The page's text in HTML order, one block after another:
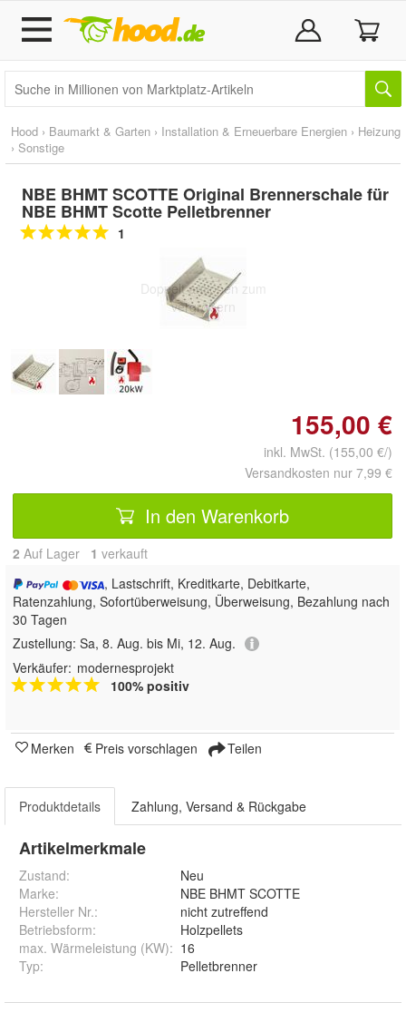
Hood › Baumarkt & Garten › Installation & Erneuerbare Energien › Heizung
› Sonstige
NBE BHMT SCOTTE Ori­gi­nal Brennerschale für
NBE BHMT Scotte Pelletbrenner
1
Doppelt antippen zum
vergrößern
155,00 €
inkl. MwSt. (155,00 €/)
Versandkosten nur 7,99 €
In den Warenkorb
2 Auf Lager 1 verkauft
, Lastschrift, Kreditkarte, Debitkarte,
Ratenzahlung, Sofortüberweisung, Überweisung, Bezahlung nach
30 Tagen
Zustellung: Sa, 8. Aug. bis Mi, 12. Aug.
Verkäufer: modernesprojekt
100% positiv
Merken Preis vorschlagen Teilen
Produktdetails Zahlung, Versand & Rückgabe
Artikelmerkmale
Zustand:
Neu
Marke:
NBE BHMT SCOTTE
Hersteller Nr.:
nicht zutreffend
Betriebsform:
Holzpellets
max. Wärmeleistung (KW): 16
Typ: Pelletbrenner